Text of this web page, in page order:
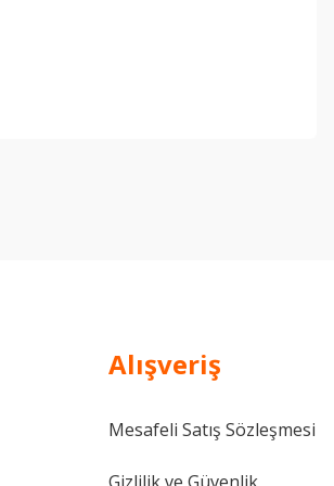
Alışveriş
Mesafeli Satış Sözleşmesi